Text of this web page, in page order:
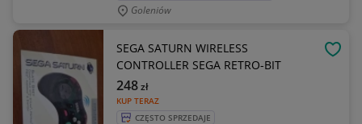
Goleniów
SEGA SATURN WIRELESS
CONTROLLER SEGA RETRO-BIT
KUP TERAZ
248zł
CZĘSTO SPRZEDAJE